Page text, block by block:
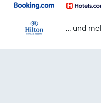
… und